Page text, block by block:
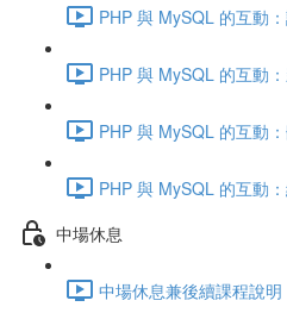
PHP 與 MySQL 的互動
PHP 與 MySQL 的互動
PHP 與 MySQL 的互動
PHP 與 MySQL 的互動
中場休息
中場休息兼後續課程說